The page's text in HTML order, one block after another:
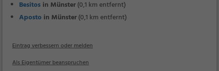
Besitos in Münster(0,1 km entfernt)
Aposto in Münster(0,1 km entfernt)
Eintrag verbessern oder melden
Als Eigentümer beanspruchen